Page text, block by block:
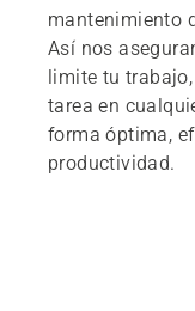
mantenimiento
Así nos
limite tu
tarea en
forma óptima,
productividad.